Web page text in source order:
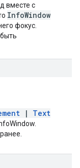
вместе с
InfoWindow
фокус.
| Text